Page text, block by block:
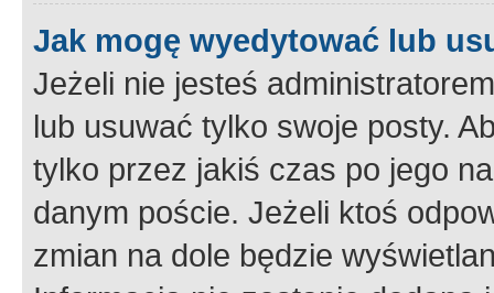
Jak mogę wyedytować lub
Jeżeli nie jesteś
lub usuwać tylko swoje posty.
tylko przez jakiś czas po jego
danym poście. Jeżeli ktoś
zmian na dole będzie